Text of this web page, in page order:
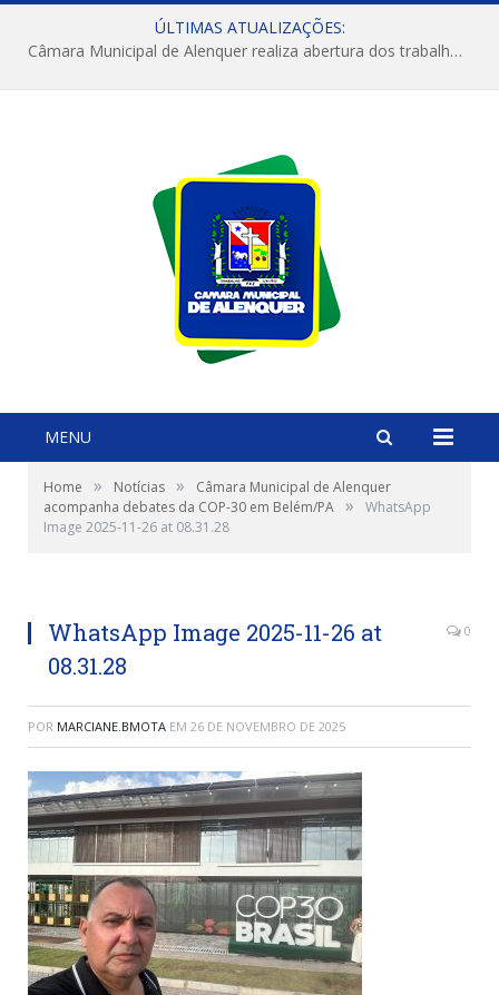
ÚLTIMAS ATUALIZAÇÕES:
Câmara Municipal de Alenquer realiza abertura dos trabalhos do 4º Período Legislativo
MENU
Home » Notícias »
Câmara Municipal de Alenquer
acompanha debates da COP-30 em Belém/PA »
WhatsApp
Image 2025-11-26 at 08.31.28
WhatsApp Image 2025-11-26 at
08.31.28
0
POR MARCIANE.BMOTA EM 26 DE NOVEMBRO DE 2025